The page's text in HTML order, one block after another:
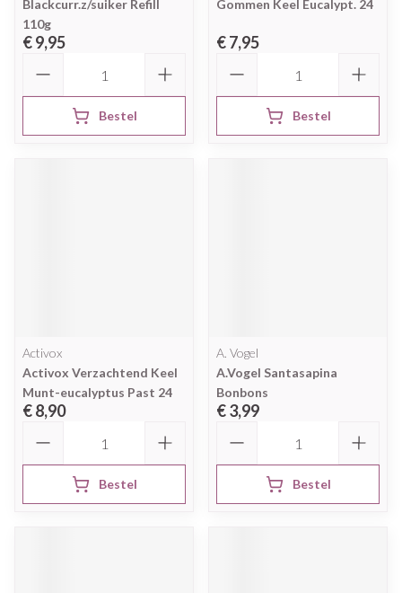
Blackcurr.z/suiker Refill
110g
€ 9,95
Bestel
Gommen Keel Eucalypt. 24
€ 7,95
Bestel
Activox
Activox Verzachtend Keel
Munt-eucalyptus Past 24
€ 8,90
Bestel
A. Vogel
A.Vogel Santasapina
Bonbons
€ 3,99
Bestel